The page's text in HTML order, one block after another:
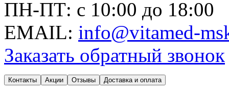
ПН-ПТ: с 10:00 до 18:00
EMAIL: info@vitamed-
Заказать обратный звонок
Контакты Акции Отзывы Доставка и оплата